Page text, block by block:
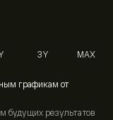
3Y MAX
графикам от
будущих результатов